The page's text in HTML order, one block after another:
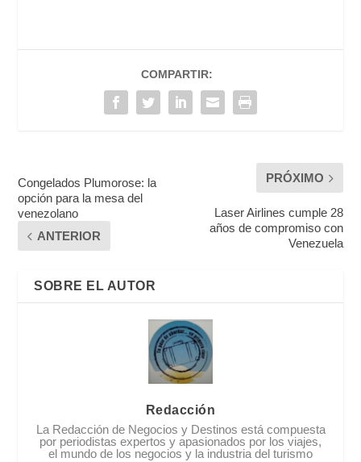
COMPARTIR:
Congelados Plumorose: la
opción para la mesa del
venezolano
ANTERIOR
PRÓXIMO
Laser Airlines cumple 28
años de compromiso con
Venezuela
SOBRE EL AUTOR
Redacción
La Redacción de Negocios y Destinos está compuesta
por periodistas expertos y apasionados por los viajes,
el mundo de los negocios y la industria del turismo